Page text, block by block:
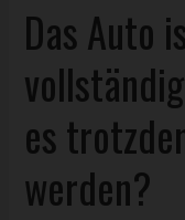
vorher
abgemeldet
werden?
Das Auto
es
werden?